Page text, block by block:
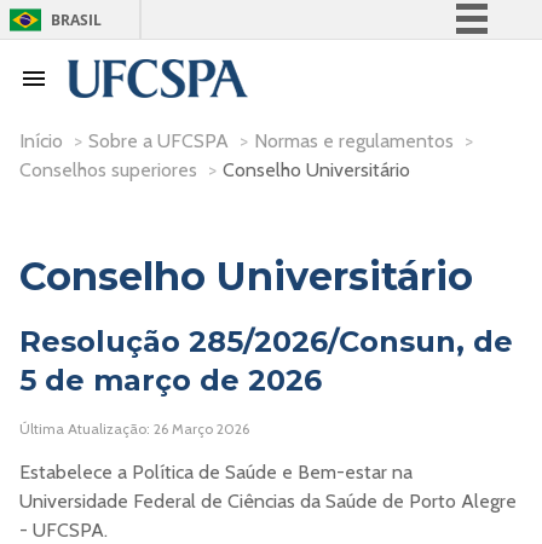
BRASIL
Participe
Acesso à informação
Início > Sobre a UFCSPA > Normas e regulamentos >
Conselhos superiores > Conselho Universitário
Conselho Universitário
Resolução 285/2026/Consun, de
5 de março de 2026
Última Atualização: 26 Março 2026
Estabelece a Política de Saúde e Bem-estar na
Universidade Federal de Ciências da Saúde de Porto Alegre
- UFCSPA.